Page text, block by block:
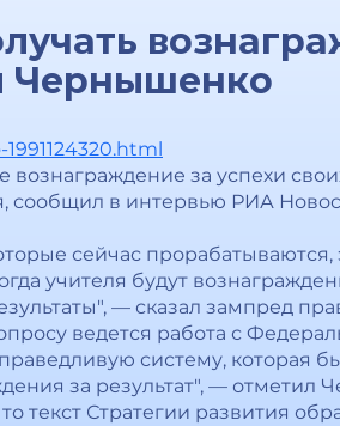
Чернышенко
вознаграждение за успехи
сообщил в интервью РИА
сейчас
учителя будут
— сказал зампред
ведется работа с
систему, которая
за результат", — отметил
текст Стратегии развития